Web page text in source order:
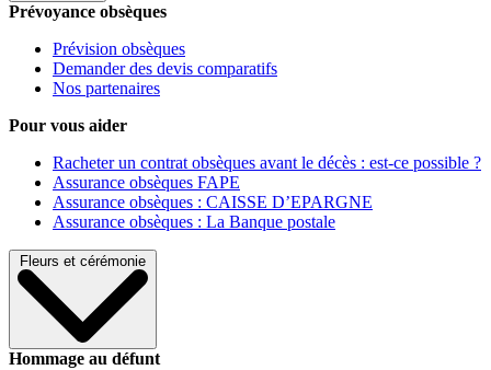
Prévoyance obsèques
Prévision obsèques
Demander des devis comparatifs
Nos partenaires
Pour vous aider
Racheter un contrat obsèques avant le décès : est-ce possible ?
Assurance obsèques FAPE
Assurance obsèques : CAISSE D’EPARGNE
Assurance obsèques : La Banque postale
Fleurs et cérémonie
Hommage au défunt